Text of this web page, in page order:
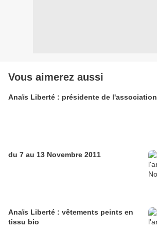
Vous aimerez aussi
Anaïs Liberté : présidente de l'association
du 7 au 13 Novembre 2011
Anaïs Liberté : vêtements peints en
tissu bio